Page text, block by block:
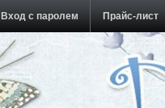
Вход с паролем Прайс-лист